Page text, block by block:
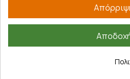
Πληροφορίες
Επικοινωνία